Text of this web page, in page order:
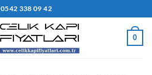
0542 338 09 42
0